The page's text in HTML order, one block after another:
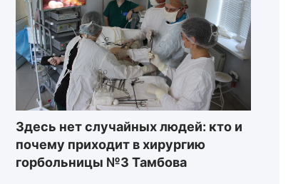
Здесь нет случайных людей: кто и
почему приходит в хирургию
горбольницы №3 Тамбова